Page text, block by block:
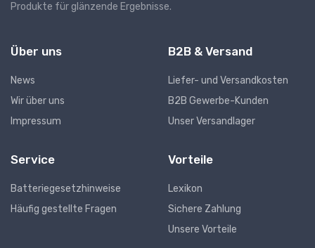
Produkte für glänzende Ergebnisse.
Über uns
News
Wir über uns
Impressum
B2B & Versand
Liefer- und Versandkosten
B2B Gewerbe-Kunden
Unser Versandlager
Service
Batteriegesetzhinweise
Häufig gestellte Fragen
Vorteile
Lexikon
Sichere Zahlung
Unsere Vorteile